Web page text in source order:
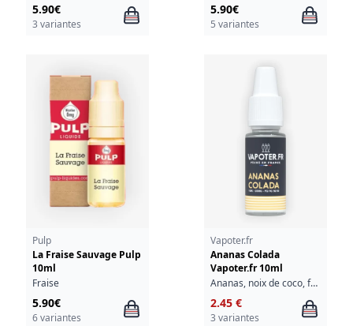
5.90€
3 variantes
5.90€
5 variantes
Pulp
La Fraise Sauvage Pulp
10ml
Fraise
5.90€
6 variantes
Vapoter.fr
Ananas Colada
Vapoter.fr 10ml
Ananas, noix de coco, fraîcheur
2.45 €
3 variantes